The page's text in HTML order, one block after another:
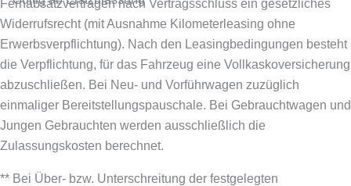
Fernabsatzverträgen nach Vertragsschluss ein gesetzliches
Widerrufsrecht (mit Ausnahme Kilometerleasing ohne
Erwerbsverpflichtung). Nach den Leasingbedingungen besteht
die Verpflichtung, für das Fahrzeug eine Vollkaskoversicherung
abzuschließen. Bei Neu- und Vorführwagen zuzüglich
einmaliger Bereitstellungspauschale. Bei Gebrauchtwagen und
Jungen Gebrauchten werden ausschließlich die
Zulassungskosten berechnet.
** Bei Über- bzw. Unterschreitung der festgelegten